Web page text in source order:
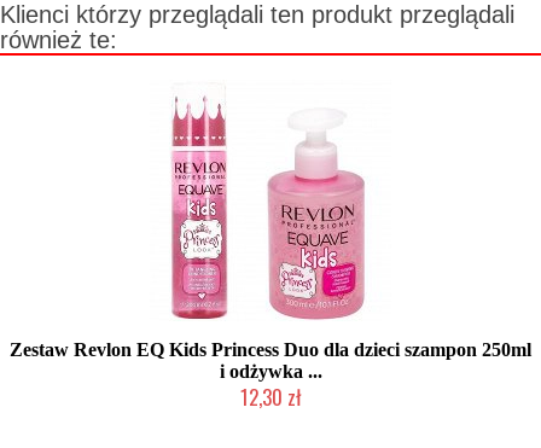
Klienci którzy przeglądali ten produkt przeglądali
również te:
Zestaw Revlon EQ Kids Princess Duo dla dzieci szampon 250ml
i odżywka ...
12,30 zł